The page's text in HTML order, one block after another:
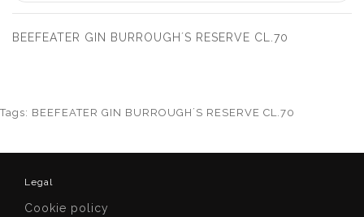
BEEFEATER GIN BURROUGH´S RESERVE CL.70
Tags: BEEFEATER GIN BURROUGH´S RESERVE CL.70
Legal
Cookie policy